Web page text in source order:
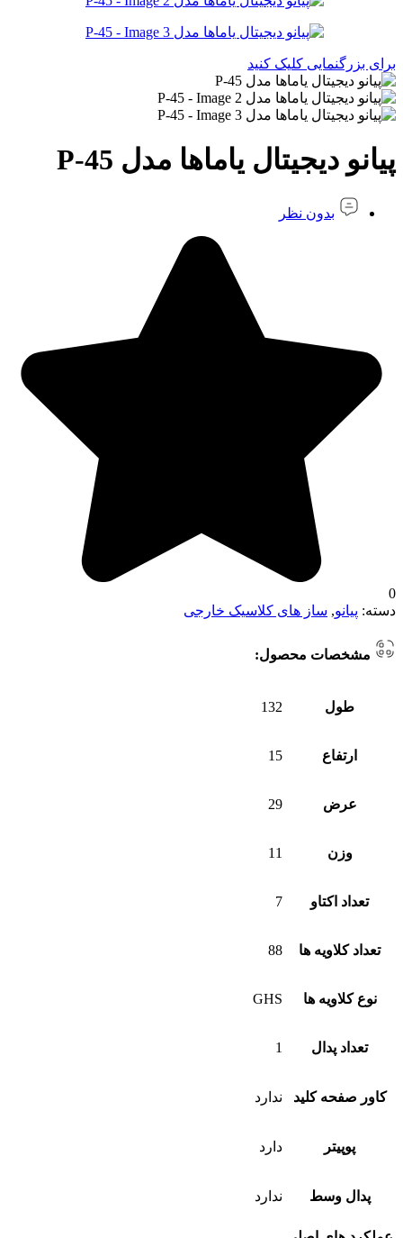
برای بزرگنمایی کلیک کنید
پیانو دیجیتال یاماها مدل P-45
بدون نظر
0
دسته: پیانو, ساز های کلاسیک خارجی
مشخصات محصول:
طول 132
ارتفاع 15
عرض 29
وزن 11
تعداد اکتاو 7
تعداد کلاویه ها 88
نوع کلاویه ها GHS
تعداد پدال 1
کاور صفحه کلید ندارد
پوپیتر دارد
پدال وسط ندارد